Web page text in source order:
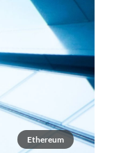
Ethereum